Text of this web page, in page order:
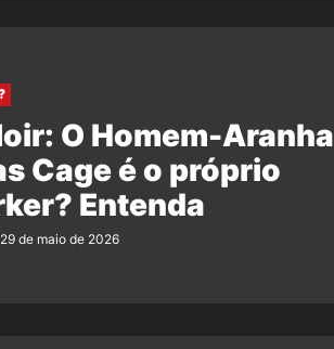
O Homem-Aranha
Cage é o próprio
Entenda
29 de maio de 2026